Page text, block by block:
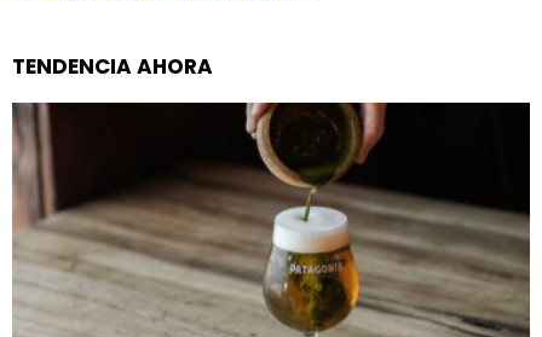
TENDENCIA AHORA